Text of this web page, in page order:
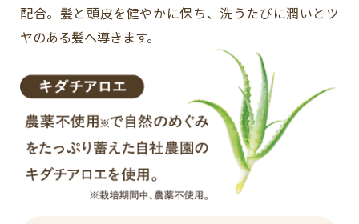
配合。髪と頭皮を健やかに保ち、洗うたびに潤いとツ
ヤのある髪へ導きます。